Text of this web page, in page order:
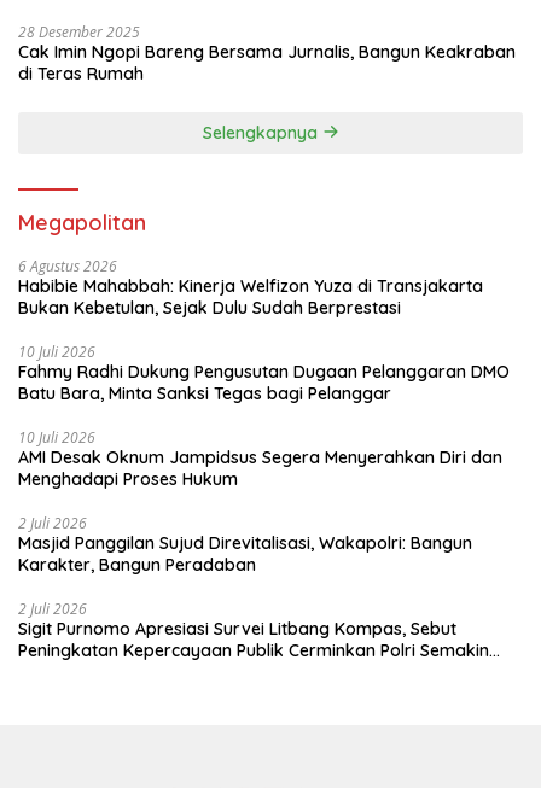
28 Desember 2025
Cak Imin Ngopi Bareng Bersama Jurnalis, Bangun Keakraban
di Teras Rumah
Selengkapnya
Megapolitan
6 Agustus 2026
Habibie Mahabbah: Kinerja Welfizon Yuza di Transjakarta
Bukan Kebetulan, Sejak Dulu Sudah Berprestasi
10 Juli 2026
Fahmy Radhi Dukung Pengusutan Dugaan Pelanggaran DMO
Batu Bara, Minta Sanksi Tegas bagi Pelanggar
10 Juli 2026
AMI Desak Oknum Jampidsus Segera Menyerahkan Diri dan
Menghadapi Proses Hukum
2 Juli 2026
Masjid Panggilan Sujud Direvitalisasi, Wakapolri: Bangun
Karakter, Bangun Peradaban
2 Juli 2026
Sigit Purnomo Apresiasi Survei Litbang Kompas, Sebut
Peningkatan Kepercayaan Publik Cerminkan Polri Semakin